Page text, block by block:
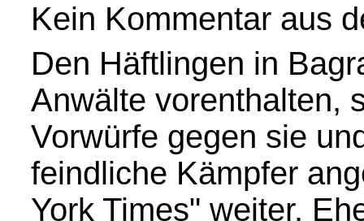
Kein Kommentar aus
Den Häftlingen in
Anwälte vorenthalten,
Vorwürfe gegen sie
feindliche Kämpfer
York Times" weiter.